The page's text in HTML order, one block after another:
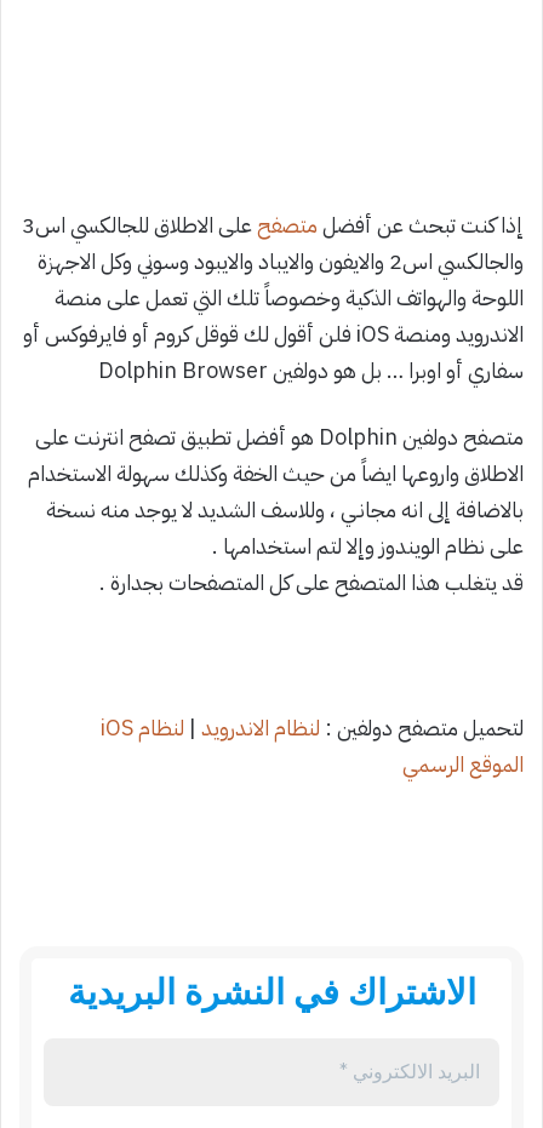
إذا كنت تبحث عن أفضلمتصفح
على الاطلاق للجالكسي اس3
والجالكسي اس2 والايفون والايباد والايبود وسوني وكل الاجهزة
اللوحة والهواتف الذكية وخصوصاً تلك التي تعمل على منصة
الاندرويد ومنصة iOS فلن أقول لك قوقل كروم أو فايرفوكس أو
سفاري أو اوبرا … بل هو دولفين Dolphin Browser
متصفح دولفين Dolphin هو أفضل تطبيق تصفح انترنت على
الاطلاق واروعها ايضاً من حيث الخفة وكذلك سهولة الاستخدام
بالاضافة إلى انه مجانـي ، وللاسف الشديد لا يوجد منه نسخة
على نظام الويندوز وإلا لتم استخدامها .
قد يتغلب هذا المتصفح على كل المتصفحات بجدارة .
لتحميل متصفح دولفين : لنظام الاندرويد | لنظام iOS
الموقع الرسمي
الاشتراك في النشرة البريدية